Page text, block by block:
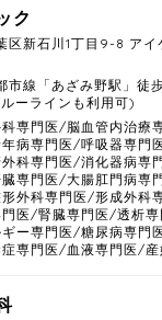
ク
区新石川1丁目9-8 アイ
市線「あざみ野駅」徒
ーラインも利用可)
専門医/脳血管内治療
病専門医/呼吸器専門
科専門医/消化器病専
専門医/大腸肛門病専
外科専門医/形成外科
医/腎臓専門医/透析
ー専門医/糖尿病専門
専門医/血液専門医/産